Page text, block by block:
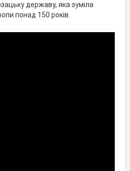
державу, яка зуміла
понад 150 років.